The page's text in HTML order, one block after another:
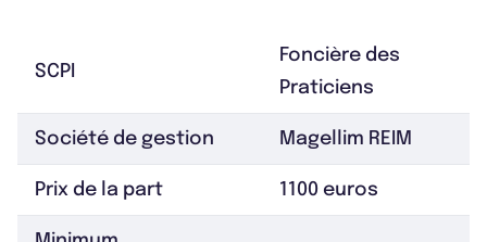
SCPI
Foncière des
Praticiens
Société de gestion Magellim REIM
Prix de la part 1100 euros